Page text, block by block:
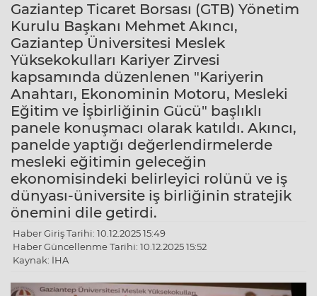
Gaziantep Ticaret Borsası (GTB) Yönetim
Kurulu Başkanı Mehmet Akıncı,
Gaziantep Üniversitesi Meslek
Yüksekokulları Kariyer Zirvesi
kapsamında düzenlenen "Kariyerin
Anahtarı, Ekonominin Motoru, Mesleki
Eğitim ve İşbirliğinin Gücü" başlıklı
panele konuşmacı olarak katıldı. Akıncı,
panelde yaptığı değerlendirmelerde
mesleki eğitimin geleceğin
ekonomisindeki belirleyici rolünü ve iş
dünyası-üniversite iş birliğinin stratejik
önemini dile getirdi.
Haber Giriş Tarihi: 10.12.2025 15:49
Haber Güncellenme Tarihi: 10.12.2025 15:52
Kaynak: İHA